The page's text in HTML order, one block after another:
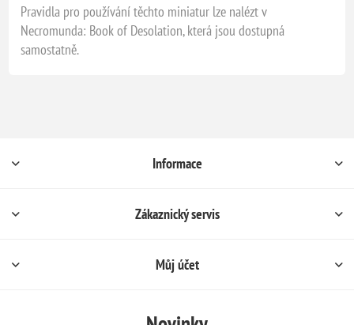
Pravidla pro používání těchto miniatur lze nalézt v
Necromunda: Book of Desolation, která jsou dostupná
samostatně.
Informace
Zákaznický servis
Můj účet